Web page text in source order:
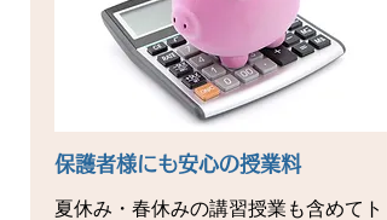
保護者様にも安心の授業料
夏休み・春休みの講習授業も含めてト